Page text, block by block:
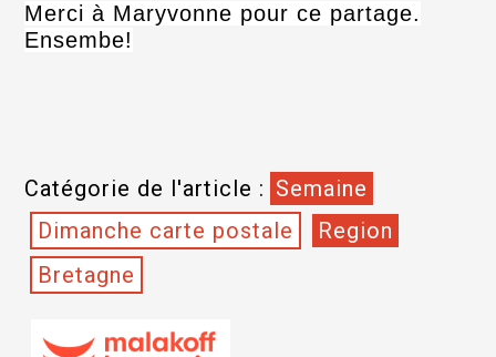
Merci à Maryvonne pour ce partage.
Ensembe!
Catégorie de l'article : Semaine
Dimanche carte postale
Region
Bretagne